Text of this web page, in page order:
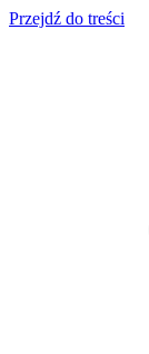
Przejdź do treści